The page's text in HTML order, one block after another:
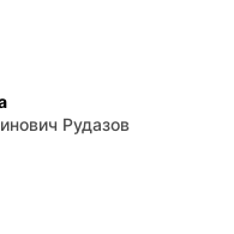
Рудазов